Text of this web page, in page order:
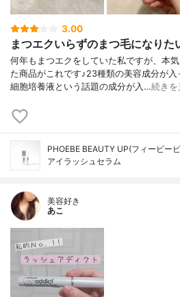
3.00
まつエクいらずのまつ毛になりた
何年もまつエクをしていた私ですが、本
た商品がこれです♪23種類の美容成分が
細胞培養液という話題の成分が入…続きを
PHOEBE BEAUTY UP(フィービー
アイラッシュセラム
美容好き
あこ